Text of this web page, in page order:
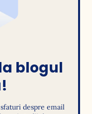
blogul
despre email